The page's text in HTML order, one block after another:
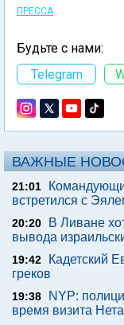
ПРЕССА
Будьте с нами:
Telegram
ВАЖНЫЕ
21:01
встретился с
20:20
В Ливане
вывода
19:42
Кадетский
греков
19:38
NYP:
время визита